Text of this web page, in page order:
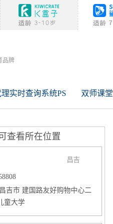
品牌
实时查询系统PS 双师课堂
查看所在位置
昌吉
吉市 建国路友好购物中心二
童大学